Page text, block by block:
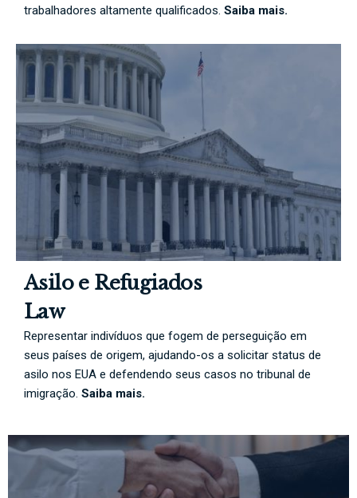
trabalhadores altamente qualificados. Saiba mais.
Asilo e Refugiados
Law
Representar indivíduos que fogem de perseguição em
seus países de origem, ajudando-os a solicitar status de
asilo nos EUA e defendendo seus casos no tribunal de
imigração. Saiba mais.